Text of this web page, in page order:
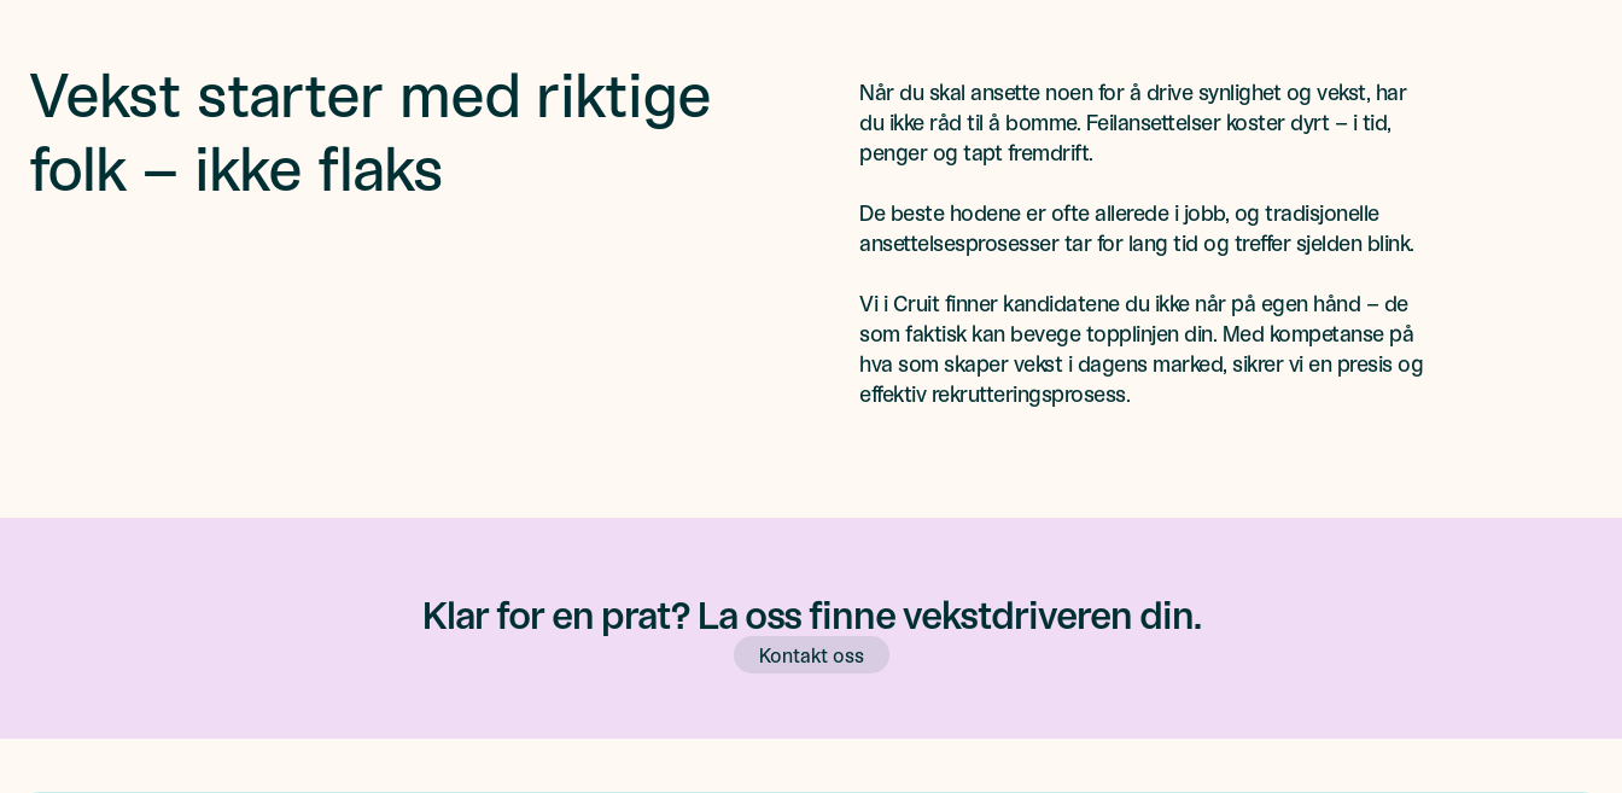
Vekst starter med riktige
folk – ikke flaks
Når du skal ansette noen for å drive synlighet og vekst, har
du ikke råd til å bomme. Feilansettelser koster dyrt – i tid,
penger og tapt fremdrift.
De beste hodene er ofte allerede i jobb, og tradisjonelle
ansettelsesprosesser tar for lang tid og treffer sjelden blink.
Vi i Cruit finner kandidatene du ikke når på egen hånd – de
som faktisk kan bevege topplinjen din. Med kompetanse på
hva som skaper vekst i dagens marked, sikrer vi en presis og
effektiv rekrutteringsprosess.
Klar for en prat? La oss finne vekstdriveren din.
Kontakt oss